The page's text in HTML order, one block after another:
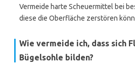
Vermeide harte Scheuermittel bei
diese die Oberfläche zerstören
Wie vermeide ich, dass sich
Bügelsohle bilden?